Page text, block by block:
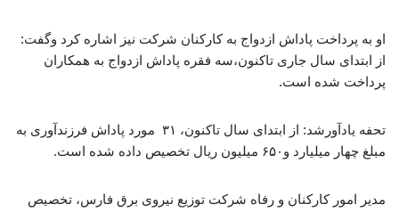
او به پرداخت پاداش ازدواج به کارکنان شرکت نیز اشاره کرد وگفت:
از ابتدای سال جاری تاکنون،سه فقره پاداش ازدواج به همکاران
پرداخت شده است.
تحفه یادآورشد: از ابتدای سال تاکنون، ۳۱ مورد پاداش فرزندآوری به
مبلغ چهار میلیارد و۶۵۰ میلیون ریال تخصیص داده شده است.
مدیر امور کارکنان و رفاه شرکت توزیع نیروی برق فارس، تخصیص